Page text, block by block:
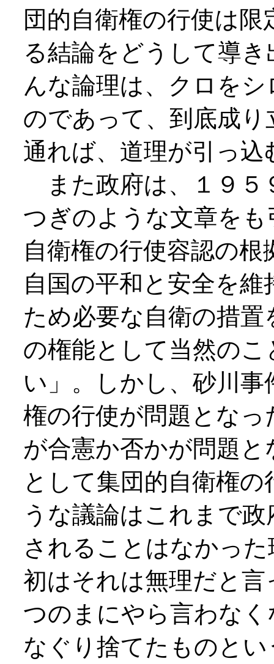
団的自衛権の行使は
る結論をどうして導
んな論理は、クロを
のであって、到底成
通れば、道理が引っ
また政府は、１９５
つぎのような文章を
自衛権の行使容認の
自国の平和と安全を
ため必要な自衛の措
の権能として当然の
い」。しかし、砂川
権の行使が問題とな
が合憲か否かが問題
として集団的自衛権
うな議論はこれまで
されることはなかっ
初はそれは無理だと
つのまにやら言わな
なぐり捨てたものと